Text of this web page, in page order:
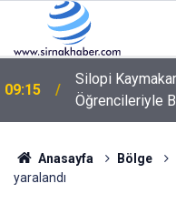
09:15
Silopi
Öğrencileriyle
Anasayfa Bölge
yaralandı